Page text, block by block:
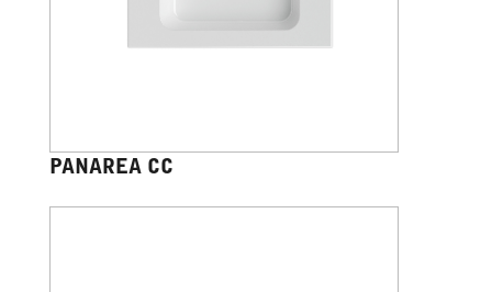
PANAREA CC